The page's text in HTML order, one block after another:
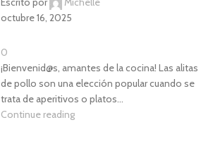
octubre 16, 2025
0
¡Bienvenid@s, amantes de la cocina! Las alitas
de pollo son una elección popular cuando se
trata de aperitivos o platos...
Continue reading